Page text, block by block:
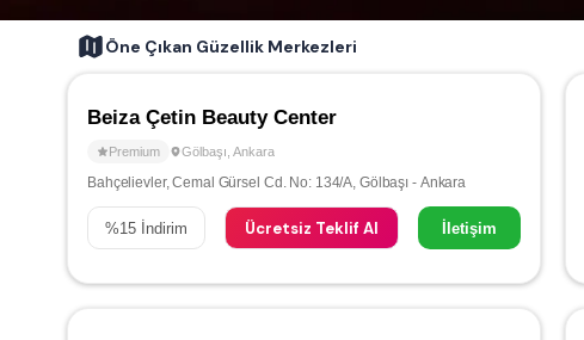
Öne Çıkan Güzellik Merkezleri
Beiza Çetin Beauty Center
Premium Gölbaşı, Ankara
Bahçelievler, Cemal Gürsel Cd. No: 134/A, Gölbaşı - Ankara
%15 İndirim Ücretsiz Teklif Al İletişim